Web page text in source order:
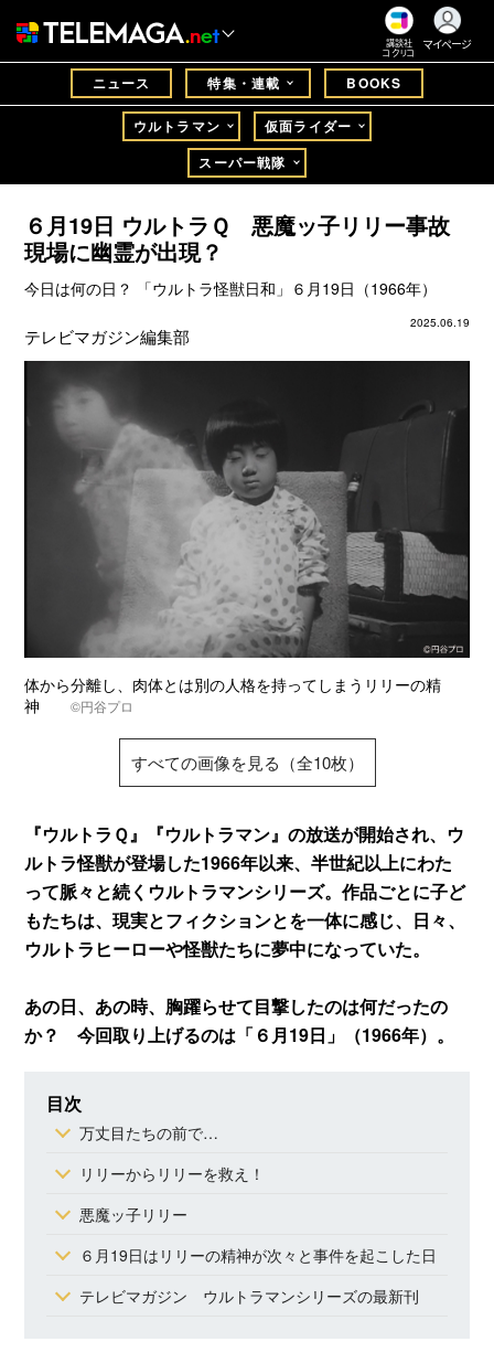
講談社
コクリコ
マイページ
ニュース 特集・連載 BOOKS
ウルトラマン
仮面ライダー
スーパー戦隊
６月19日 ウルトラＱ 悪魔ッ子リリー事故
現場に幽霊が出現？
今日は何の日？ 「ウルトラ怪獣日和」６月19日（1966年）
2025.06.19
テレビマガジン編集部
体から分離し、肉体とは別の人格を持ってしまうリリーの精
神©円谷プロ
すべての画像を見る（全10枚）
『ウルトラＱ』『ウルトラマン』の放送が開始され、ウ
ルトラ怪獣が登場した1966年以来、半世紀以上にわた
って脈々と続くウルトラマンシリーズ。作品ごとに子ど
もたちは、現実とフィクションとを一体に感じ、日々、
ウルトラヒーローや怪獣たちに夢中になっていた。
あの日、あの時、胸躍らせて目撃したのは何だったの
か？ 今回取り上げるのは「６月19日」（1966年）。
目次
万丈目たちの前で…
リリーからリリーを救え！
悪魔ッ子リリー
６月19日はリリーの精神が次々と事件を起こした日
テレビマガジン ウルトラマンシリーズの最新刊